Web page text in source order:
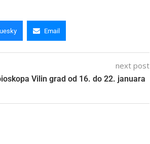
Email
next post
Vilin grad od 16. do 22. januara